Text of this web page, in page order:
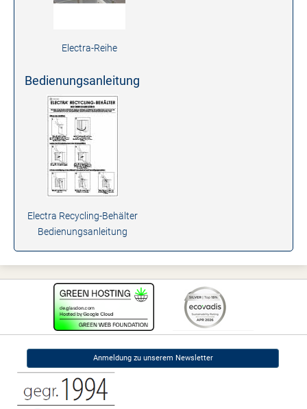
Electra-Reihe
Bedienungsanleitung
Electra Recycling-Behälter
Bedienungsanleitung
Anmeldung zu unserem Newsletter